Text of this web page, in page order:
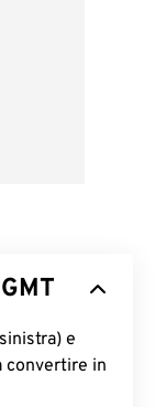
e
convertire in